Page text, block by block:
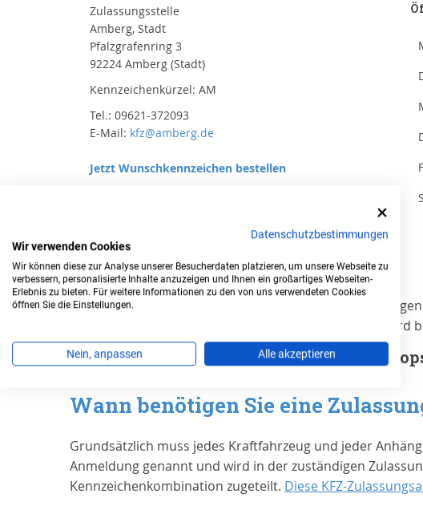
Zulassungsstelle
Amberg, Stadt
Pfalzgrafenring 3
92224 Amberg (Stadt)
Kennzeichenkürzel: AM
Tel.: 09621-372093
E-Mail: kfz@amberg.de
Jetzt Wunschkennzeichen bestellen
Bearbeitungszeit
Für die Zulassung Ihres Autos in
wird
Erfahrungen von Kunden bei Trusted
Wann benötigen Sie eine
Grundsätzlich muss jedes Kraftfahrzeug und jeder
Anmeldung genannt und wird in der zuständigen
Kennzeichenkombination zugeteilt. Diese KFZ-
Datenschutzbestimmungen
Wir verwenden Cookies
Wir können diese zur Analyse unserer Besucherdaten platzieren, um unsere Webseite zu
verbessern, personalisierte Inhalte anzuzeigen und Ihnen ein großartiges Webseiten-
Erlebnis zu bieten. Für weitere Informationen zu den von uns verwendeten Cookies
öffnen Sie die Einstellungen.
Nein, anpassen Alle akzeptieren